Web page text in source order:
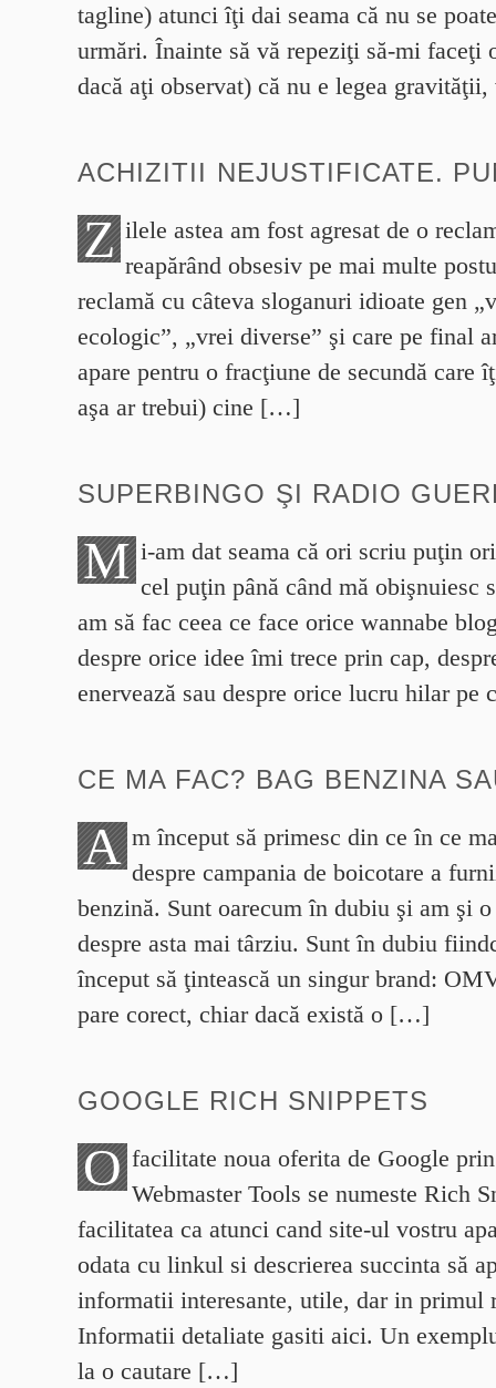
tagline) atunci îţi dai seama că nu se
urmări. Înainte să vă repeziţi să-mi faceţi
dacă aţi observat) că nu e legea
ACHIZITII NEJUSTIFICATE.
Z ilele astea am fost agresat de o
reapărând obsesiv pe mai multe
reclamă cu câteva sloganuri idioate gen
ecologic”, „vrei diverse” şi care pe final
apare pentru o fracţiune de secundă care
aşa ar trebui) cine […]
SUPERBINGO ŞI RADIO
M i-am dat seama că ori scriu puţin
cel puţin până când mă obişnuiesc
am să fac ceea ce face orice wannabe
despre orice idee îmi trece prin cap,
enervează sau despre orice lucru hilar
CE MA FAC? BAG BENZINA
A m început să primesc din ce în ce
despre campania de boicotare a
benzină. Sunt oarecum în dubiu şi am şi
despre asta mai târziu. Sunt în dubiu
început să ţintească un singur brand:
pare corect, chiar dacă există o […]
GOOGLE RICH SNIPPETS
O facilitate noua oferita de Google
Webmaster Tools se numeste Rich
facilitatea ca atunci cand site-ul vostru
odata cu linkul si descrierea succinta să
informatii interesante, utile, dar in primul
Informatii detaliate gasiti aici. Un
la o cautare […]